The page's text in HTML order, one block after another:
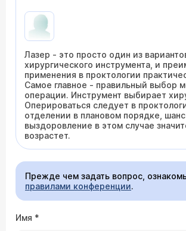
Лазер - это просто один из
хирургического инструмента, и
применения в проктологии
Самое главное - правильный выбор
операции. Инструмент выбирает
Оперироваться следует в
отделении в плановом порядке,
выздоровление в этом случае
возрастет.
Прежде чем задать вопрос,
правилами конференции.
Имя *